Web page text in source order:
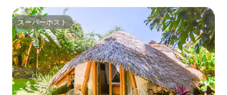
スーパーホスト
スーパーホスト